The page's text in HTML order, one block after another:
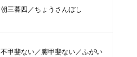
朝三暮四／ちょうさんぼし
不甲斐ない／腑甲斐ない／ふがい